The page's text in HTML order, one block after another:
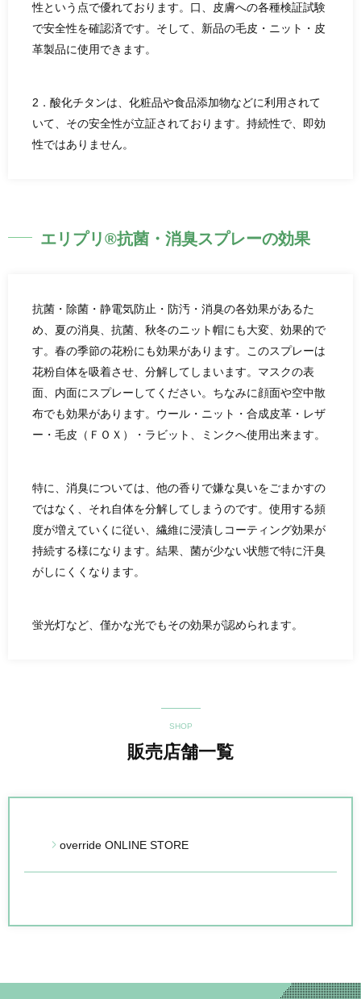
性という点で優れております。口、皮膚への各種検証試験
で安全性を確認済です。そして、新品の毛皮・ニット・皮
革製品に使用できます。
2．酸化チタンは、化粧品や食品添加物などに利用されて
いて、その安全性が立証されております。持続性で、即効
性ではありません。
エリプリ®抗菌・消臭スプレーの効果
抗菌・除菌・静電気防止・防汚・消臭の各効果があるた
め、夏の消臭、抗菌、秋冬のニット帽にも大変、効果的で
す。春の季節の花粉にも効果があります。このスプレーは
花粉自体を吸着させ、分解してしまいます。マスクの表
面、内面にスプレーしてください。ちなみに顔面や空中散
布でも効果があります。ウール・ニット・合成皮革・レザ
ー・毛皮（ＦＯＸ）・ラビット、ミンクへ使用出来ます。
特に、消臭については、他の香りで嫌な臭いをごまかすの
ではなく、それ自体を分解してしまうのです。使用する頻
度が増えていくに従い、繊維に浸漬しコーティング効果が
持続する様になります。結果、菌が少ない状態で特に汗臭
がしにくくなります。
蛍光灯など、僅かな光でもその効果が認められます。
SHOP
販売店舗一覧
override ONLINE STORE